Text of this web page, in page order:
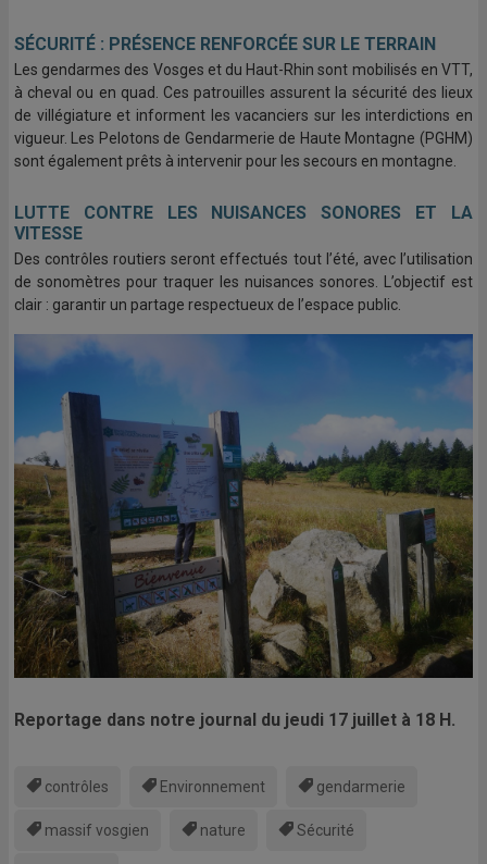
SÉCURITÉ : PRÉSENCE RENFORCÉE SUR LE TERRAIN
Les gendarmes des Vosges et du Haut-Rhin sont mobilisés en VTT,
à cheval ou en quad. Ces patrouilles assurent la sécurité des lieux
de villégiature et informent les vacanciers sur les interdictions en
vigueur. Les Pelotons de Gendarmerie de Haute Montagne (PGHM)
sont également prêts à intervenir pour les secours en montagne.
LUTTE CONTRE LES NUISANCES SONORES ET LA
VITESSE
Des contrôles routiers seront effectués tout l’été, avec l’utilisation
de sonomètres pour traquer les nuisances sonores. L’objectif est
clair : garantir un partage respectueux de l’espace public.
Reportage dans notre journal du jeudi 17 juillet à 18 H.
contrôles Environnement gendarmerie
massif vosgien nature Sécurité